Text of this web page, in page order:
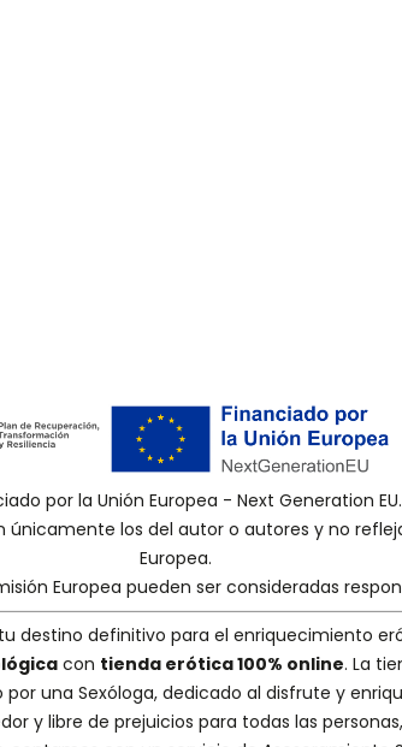
por la Unión Europea - Next Generation EU.
los del autor o autores y no
Europea.
Europea pueden ser consideradas
destino definitivo para el enriquecimiento
con tienda erótica 100% online. La
por una Sexóloga, dedicado al disfrute y
y libre de prejuicios para todas las